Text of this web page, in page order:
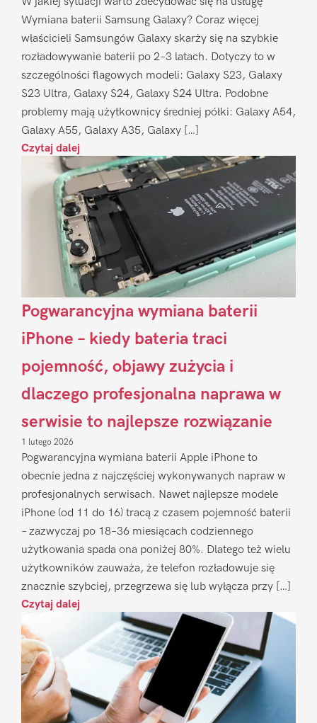
Wymiana baterii Samsung Galaxy? Coraz więcej
właścicieli Samsungów Galaxy skarży się na szybkie
rozładowywanie baterii po 2–3 latach. Dotyczy to w
szczególności flagowych modeli: Galaxy S23, Galaxy
S23 Ultra, Galaxy S24, Galaxy S24 Ultra. Podobne
problemy mają użytkownicy średniej półki: Galaxy A54,
Galaxy A55, Galaxy A35, Galaxy […]
Czytaj dalej
Pogwarancyjna wymiana baterii
iPhone – kiedy bateria traci
pojemność, objawy zużycia i
dlaczego profesjonalna naprawa w
serwisie to najlepsze rozwiązanie
1 lutego 2026
Pogwarancyjna wymiana baterii Apple iPhone to
obecnie jedna z najczęściej wykonywanych napraw w
profesjonalnych serwisach. Nawet najlepsze modele
iPhone (od 11 do 16) tracą z czasem pojemność baterii
– zazwyczaj po 18–36 miesiącach codziennego
użytkowania spada ona poniżej 80%. Dlatego też wielu
użytkowników zauważa, że telefon rozładowuje się
znacznie szybciej, przegrzewa się lub wyłącza przy […]
Czytaj dalej